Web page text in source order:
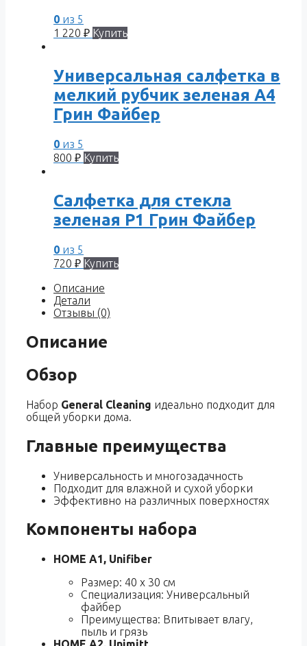
0 из 5
1 220 ₽ Купить
Универсальная салфетка в
мелкий рубчик зеленая A4
Грин Файбер
0 из 5
800 ₽ Купить
Салфетка для стекла
зеленая P1 Грин Файбер
0 из 5
720 ₽ Купить
Описание
Детали
Отзывы (0)
Описание
Обзор
Набор General Cleaning идеально подходит для
общей уборки дома.
Главные преимущества
Универсальность и многозадачность
Подходит для влажной и сухой уборки
Эффективно на различных поверхностях
Компоненты набора
HOME A1, Unifiber
Размер: 40 x 30 см
Специализация: Универсальный
файбер
Преимущества: Впитывает влагу,
пыль и грязь